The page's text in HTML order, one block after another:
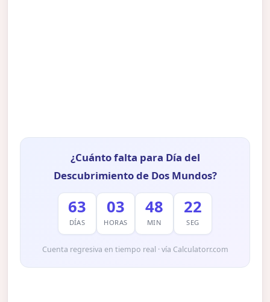
¿Cuánto falta para Día del
Descubrimiento de Dos Mundos?
63
DÍAS
03
HORAS
48
MIN
21
SEG
Cuenta regresiva en tiempo real · vía Calculatorr.com